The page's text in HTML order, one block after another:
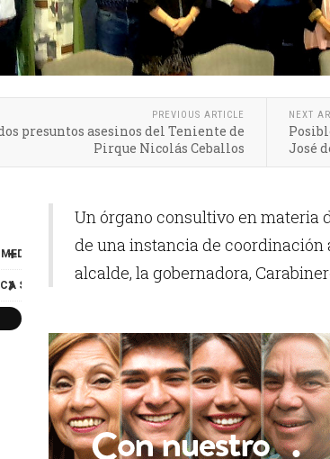
PREVIOUS ARTICLE
presuntos asesinos del Teniente de
Pirque Nicolás Ceballos
NEXT
José
MEDIUM BIGGER
SEGOE
Un órgano consultivo en materia
de una instancia de
alcalde, la gobernadora,